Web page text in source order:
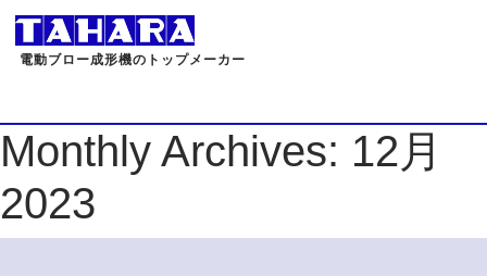
電動ブロー成形機のトップメーカー
Monthly Archives: 12月
2023